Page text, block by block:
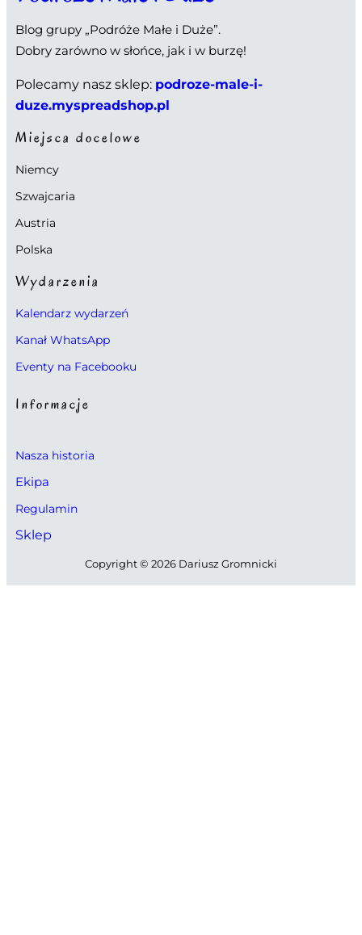
Blog grupy „Podróże Małe i Duże”.
Dobry zarówno w słońce, jak i w burzę!
Polecamy nasz sklep: podroze-male-i-
duze.myspreadshop.pl
Miejsca docelowe
Niemcy
Szwajcaria
Austria
Polska
Wydarzenia
Kalendarz wydarzeń
Kanał WhatsApp
Eventy na Facebooku
Informacje
Nasza historia
Ekipa
Regulamin
Sklep
Copyright © 2026 Dariusz Gromnicki